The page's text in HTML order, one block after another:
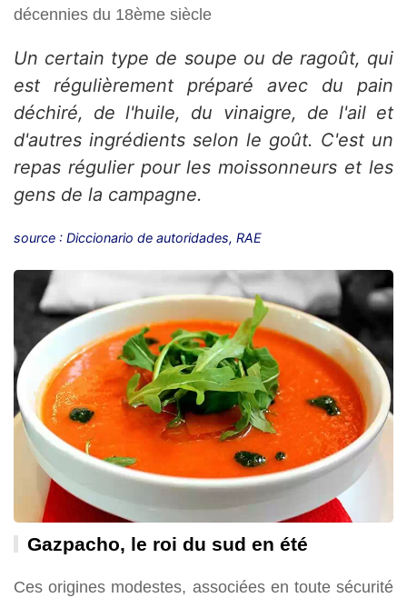
décennies du 18ème siècle
Un certain type de soupe ou de ragoût, qui
est régulièrement préparé avec du pain
déchiré, de l'huile, du vinaigre, de l'ail et
d'autres ingrédients selon le goût. C'est un
repas régulier pour les moissonneurs et les
gens de la campagne.
source : Diccionario de autoridades, RAE
Gazpacho, le roi du sud en été
Ces origines modestes, associées en toute sécurité